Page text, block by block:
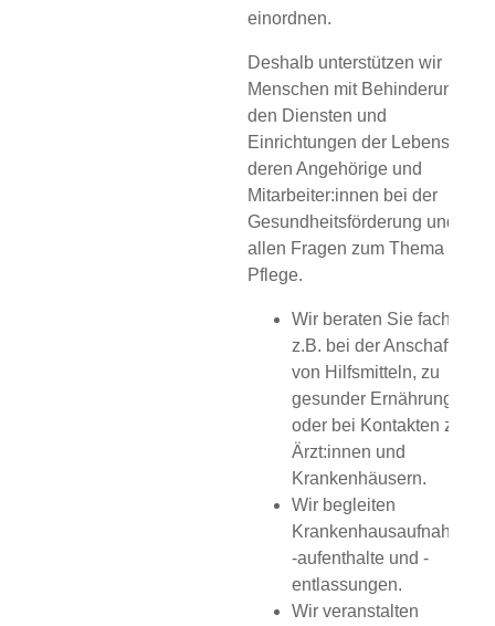
einordnen.
Deshalb unterstützen wir
Menschen mit Behinderung in
den Diensten und
Einrichtungen der Lebenshilfe,
deren Angehörige und
Mitarbeiter:innen bei der
Gesundheitsförderung und
allen Fragen zum Thema
Pflege.
Wir beraten Sie fachlich,
z.B. bei der Anschaffung
von Hilfsmitteln, zu
gesunder Ernährung
oder bei Kontakten zu
Ärzt:innen und
Krankenhäusern.
Wir begleiten
Krankenhausaufnahmen,
-aufenthalte und -
entlassungen.
Wir veranstalten